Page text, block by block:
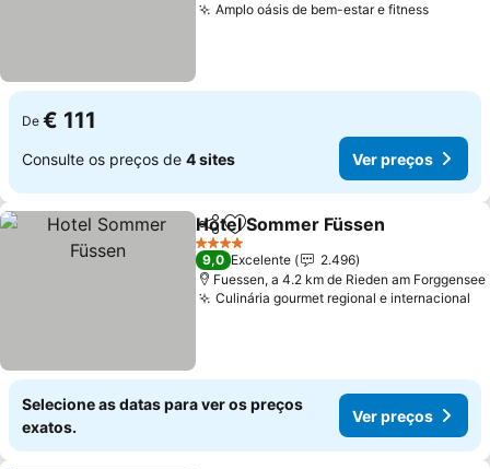
Amplo oásis de bem-estar e fitness
De € 111
Consulte os preços de 4 sites Ver preços
PartilharAdicionar aos favoritos
Hotel Sommer Füssen
4 Estrelas
9,0 Excelente
2.496
Fuessen, a 4.2 km de Rieden am Forggensee
Culinária gourmet regional e internacional
Selecione as datas para ver os preços
exatos.
Ver preços